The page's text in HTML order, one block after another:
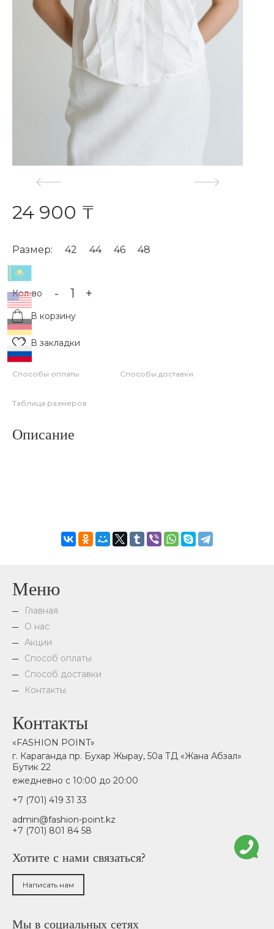
24 900 ₸
Размер: 42 44 46 48
Кол-во - +
В корзину
В закладки
Способы оплаты Способы доставки
Таблица размеров
Описание
Меню
Главная
О нас
Акции
Способ оплаты
Способ доставки
Контакты
Контакты
«FASHION POINT»
г. Караганда пр. Бухар Жырау, 50а ТД «Жана Абзал»
Бутик 22
ежедневно с 10:00 до 20:00
+7 (701) 419 31 33
admin@fashion-point.kz
+7 (701) 801 84 58
Хотите с нами связаться?
Написать нам